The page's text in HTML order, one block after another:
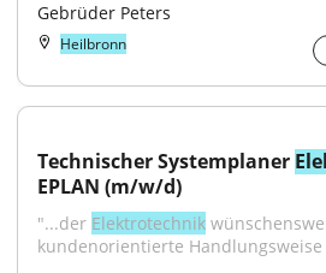
Gebrüder Peters
Heilbronn
Technischer Systemplaner
EPLAN (m/w/d)
"...der Elektrotechnik
kundenorientierte Handlungsweise